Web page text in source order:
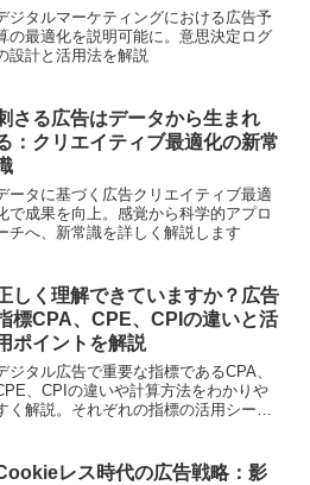
ジタルマーケティングにおける広告予
の最適化を説明可能に。意思決定ログ
設計と活用法を解説
さる広告はデータから生まれ
：クリエイティブ最適化の新常
ータに基づく広告クリエイティブ最適
で成果を向上。感覚から科学的アプロ
チへ、新常識を詳しく解説します
しく理解できていますか？広告
標CPA、CPE、CPIの違いと活
ポイントを解説
ジタル広告で重要な指標であるCPA、
、CPIの違いや計算方法をわかりや
く解説。それぞれの指標の活用シーン
レス時代の広告戦略：影